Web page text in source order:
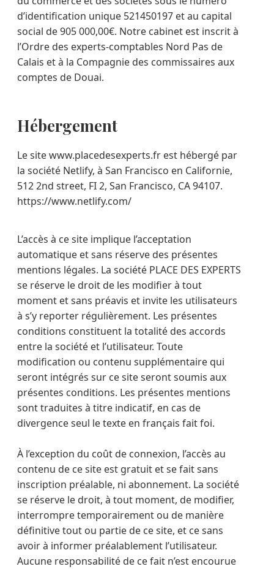
d’identification unique 521450197 et au capital
social de 905 000,00€. Notre cabinet est inscrit à
l’Ordre des experts-comptables Nord Pas de
Calais et à la Compagnie des commissaires aux
comptes de Douai.
Hébergement
Le site www.placedesexperts.fr est hébergé par
la société Netlify, à San Francisco en Californie,
512 2nd street, FI 2, San Francisco, CA 94107.
https://www.netlify.com/
L’accès à ce site implique l’acceptation
automatique et sans réserve des présentes
mentions légales. La société PLACE DES EXPERTS
se réserve le droit de les modifier à tout
moment et sans préavis et invite les utilisateurs
à s’y reporter régulièrement. Les présentes
conditions constituent la totalité des accords
entre la société et l’utilisateur. Toute
modification ou contenu supplémentaire qui
seront intégrés sur ce site seront soumis aux
présentes conditions. Les présentes mentions
sont traduites à titre indicatif, en cas de
divergence seul le texte en français fait foi.
À l’exception du coût de connexion, l’accès au
contenu de ce site est gratuit et se fait sans
inscription préalable, ni abonnement. La société
se réserve le droit, à tout moment, de modifier,
interrompre temporairement ou de manière
définitive tout ou partie de ce site, et ce sans
avoir à informer préalablement l’utilisateur.
Aucune responsabilité de ce fait n’est encourue